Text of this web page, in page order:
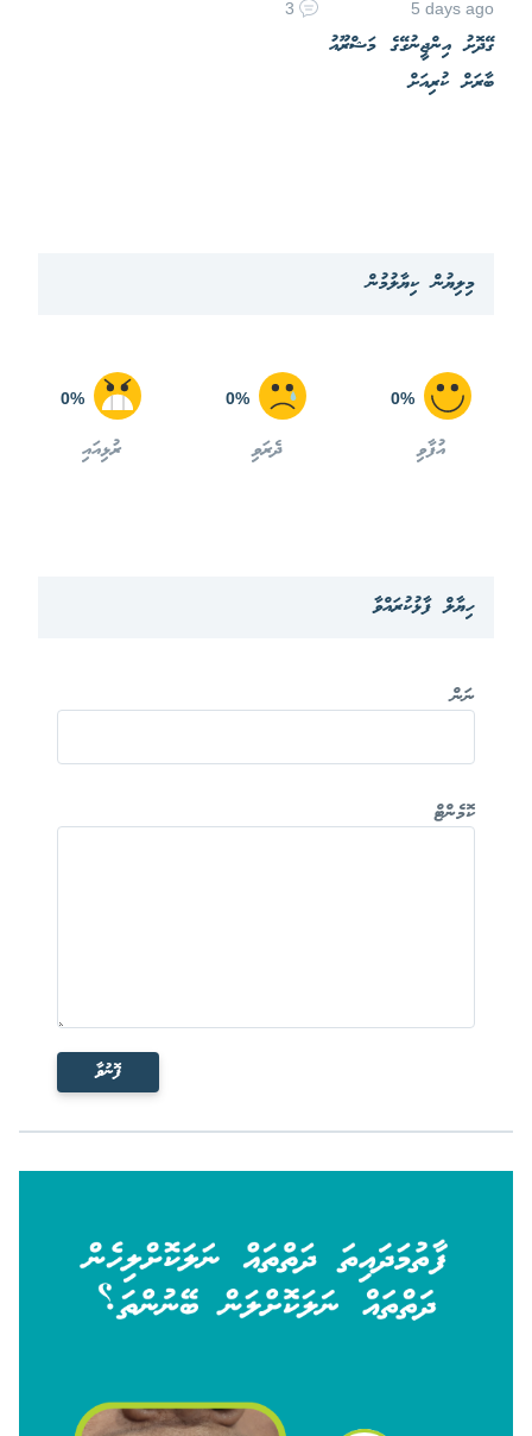
5 days ago
3
ގޭދޮށު އިންޖީނުގޭގެ މަޝްރޫއު
ބާރަށް ކުރިއަށް
މިލިޔުން ކިޔާލުމުން
0%
އުފާވި
0%
ދެރަވި
0%
ރުޅިއައި
ހިޔާލް ފާޅުކުރައްވާ
ނަން
ކޮމެންޓް
ފޮނުވާ